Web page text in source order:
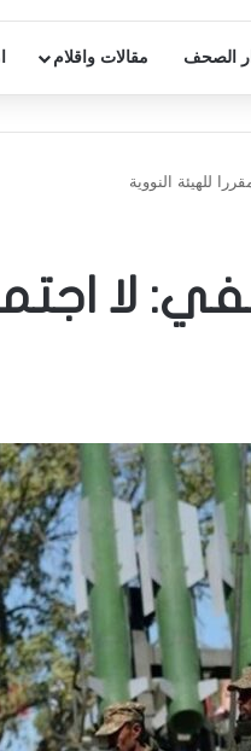
الصحف مقالات واقلام
للهيئة النووية
لا